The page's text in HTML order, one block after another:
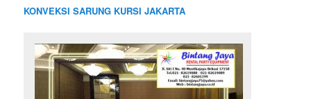
KONVEKSI SARUNG KURSI JAKARTA